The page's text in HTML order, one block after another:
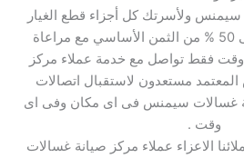
ولأسرتك كل أجزاء قطع الغيار
الاصلية بخصم يتعدى الى 50 % من الثمن الأساسي مع مراعاة
وقت فقط تواصل مع خدمة عملاء مركز
مستعدون لاستقبال اتصالات
غسالات سيمنس فى اى مكان وفى اى
وقت .
الاعزاء عملاء مركز صيانة غسالات